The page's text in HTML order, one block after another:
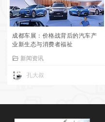
成都车展：价格战背后的汽车产
业新生态与消费者福祉
新闻资讯
孔大叔